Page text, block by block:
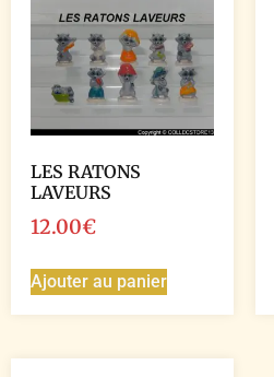
LES RATONS
LAVEURS
12.00€
Ajouter au panier